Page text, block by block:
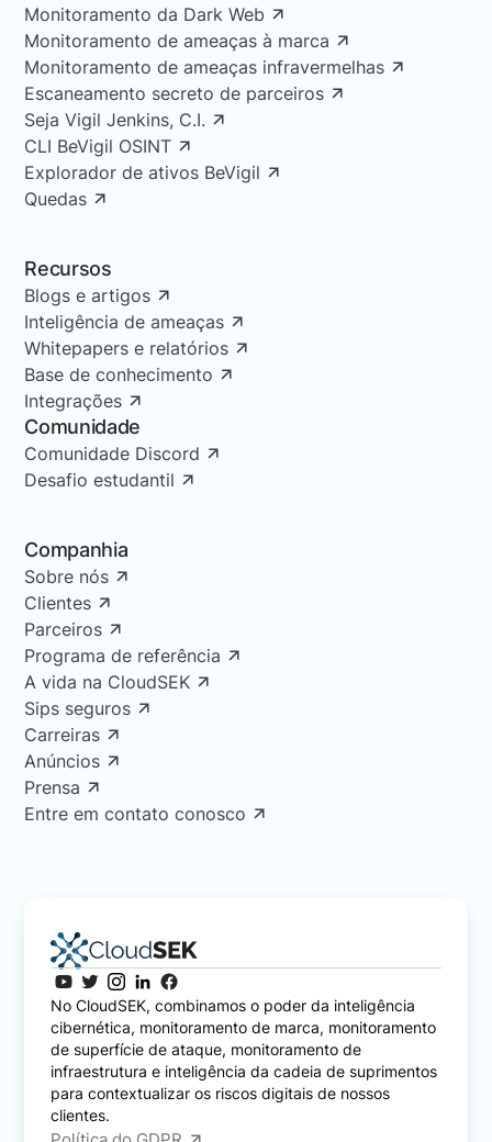
Monitoramento da Dark Web
Monitoramento de ameaças à marca
Monitoramento de ameaças infravermelhas
Escaneamento secreto de parceiros
Seja Vigil Jenkins, C.I.
CLI BeVigil OSINT
Explorador de ativos BeVigil
Quedas
Recursos
Blogs e artigos
Inteligência de ameaças
Whitepapers e relatórios
Base de conhecimento
Integrações
Comunidade
Comunidade Discord
Desafio estudantil
Companhia
Sobre nós
Clientes
Parceiros
Programa de referência
A vida na CloudSEK
Sips seguros
Carreiras
Anúncios
Prensa
Entre em contato conosco
No CloudSEK, combinamos o poder da inteligência
cibernética, monitoramento de marca, monitoramento
de superfície de ataque, monitoramento de
infraestrutura e inteligência da cadeia de suprimentos
para contextualizar os riscos digitais de nossos
clientes.